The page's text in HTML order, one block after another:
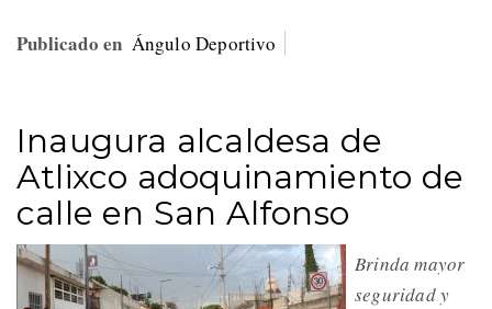
Publicado en Ángulo Deportivo
Inaugura alcaldesa de
Atlixco adoquinamiento de
calle en San Alfonso
Brinda mayor
seguridad y